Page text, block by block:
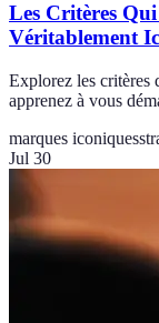
Les Critères
Véritablement
Explorez les critères
apprenez à vous
marques iconiques
Jul 30